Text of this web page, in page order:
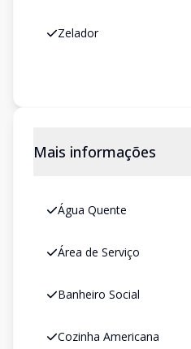
Zelador
Mais informações
Água Quente
Área de Serviço
Banheiro Social
Cozinha Americana